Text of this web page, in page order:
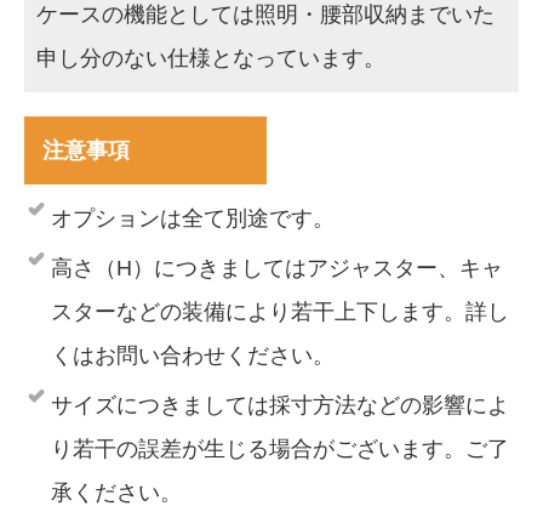
ケースの機能としては照明・腰部収納までいた
申し分のない仕様となっています。
注意事項
オプションは全て別途です。
高さ（H）につきましてはアジャスター、キャ
スターなどの装備により若干上下します。詳し
くはお問い合わせください。
サイズにつきましては採寸方法などの影響によ
り若干の誤差が生じる場合がございます。ご了
承ください。